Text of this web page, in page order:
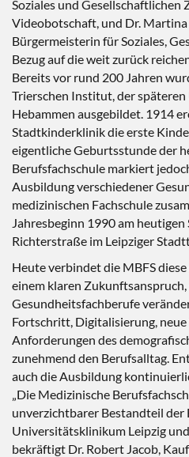
Soziales und Gesellschaftlichen
Videobotschaft, und Dr.
Bürgermeisterin für Soziales,
Bezug auf die weit zurück
Bereits vor rund 200 Jahren
Trierschen Institut, der
Hebammen ausgebildet. 1914
Stadtkinderklinik die erste
eigentliche Geburtsstunde der
Berufsfachschule markiert
Ausbildung verschiedener
medizinischen Fachschule
Jahresbeginn 1990 am
Richterstraße im Leipziger
Heute verbindet die MBFS
einem klaren
Gesundheitsfachberufe
Fortschritt, Digitalisierung,
Anforderungen des
zunehmend den Berufsalltag.
auch die Ausbildung
„Die Medizinische
unverzichtbarer Bestandteil
Universitätsklinikum Leipzig
bekräftigt Dr. Robert Jacob,